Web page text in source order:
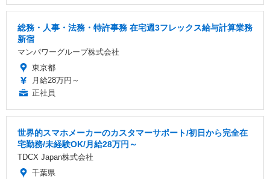
総務・人事・法務・特許事務 在宅週3フレックス給与計算業務
新宿
マンパワーグループ株式会社
東京都
月給28万円～
正社員
世界的スマホメーカーのカスタマーサポート/初日から完全在
宅勤務/未経験OK/月給28万円～
TDCX Japan株式会社
千葉県